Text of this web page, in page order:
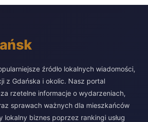
źródło lokalnych wiadomości,
z Gdańska i okolic. Nasz portal
rzetelne informacje o wydarzeniach,
sprawach ważnych dla mieszkańców
lokalny biznes poprzez rankingi usług